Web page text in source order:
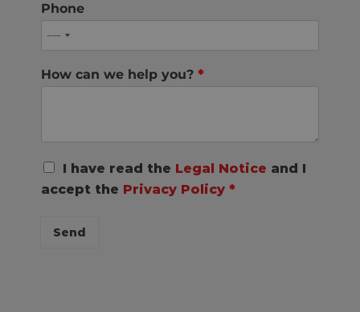
Phone
How can we help you? *
R
P
I have read the Legal Notice and I
accept the Privacy Policy *
Send